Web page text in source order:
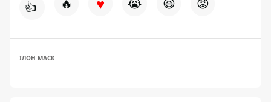
👍 🔥 😭 😆 😡
ІЛОН МАСК